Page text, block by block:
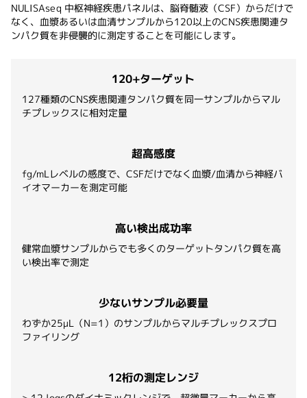
NULISAseq 中枢神経疾患パネルは、脳脊髄液（CSF）からだけで
なく、血漿あるいは血清サンプルから120以上のCNS疾患関連タ
ンパク質を非侵襲的に測定することを可能にします。
120+ターゲット
127種類のCNS疾患関連タンパク質を同一サンプルからマル
チプレックスに相対定量
超高感度
fg/mLレベルの感度で、CSFだけでなく血漿/血清から神経バ
イオマーカーを測定可能
高い検出成功率
健常血漿サンプルからでも多くのターゲットタンパク質を高
い検出率で測定
少ないサンプル必要量
わずか25μL（N=1）のサンプルからマルチプレックスプロ
ファイリング
12桁の測定レンジ